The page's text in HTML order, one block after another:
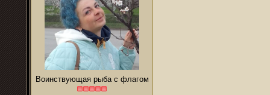
Воинствующая рыба с флагом